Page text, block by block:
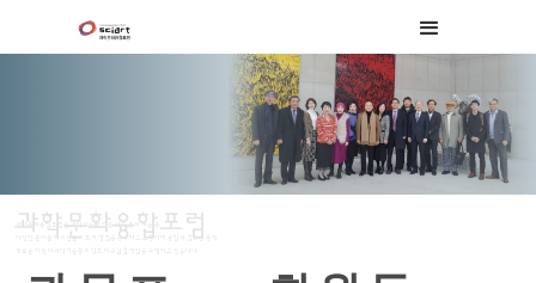
과학문화융합포럼
과학문화융합포럼은 과학기술과 인문 사회 문화 예술 등
다양한 분야들의 회원들이 모여 경험을 공유하고 소통하며 융합과 접목을 통해